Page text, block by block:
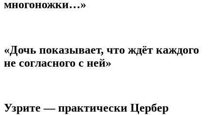
многоножки…»
«Дочь показывает, что ждёт каждого
не согласного с ней»
Узрите — практически Цербер